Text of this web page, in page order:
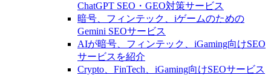
ChatGPT SEO・GEO対策サービス
暗号、フィンテック、iゲームのための
Gemini SEOサービス
AIが暗号、フィンテック、iGaming向けSEO
サービスを紹介
Crypto、FinTech、iGaming向けSEOサービス